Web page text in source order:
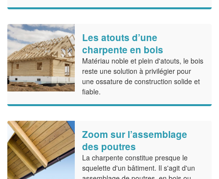
Les atouts d’une
charpente en bois
Matériau noble et plein d'atouts, le bois
reste une solution à privilégier pour
une ossature de construction solide et
fiable.
Zoom sur l’assemblage
des poutres
La charpente constitue presque le
squelette d'un bâtiment. Il s'agit d'un